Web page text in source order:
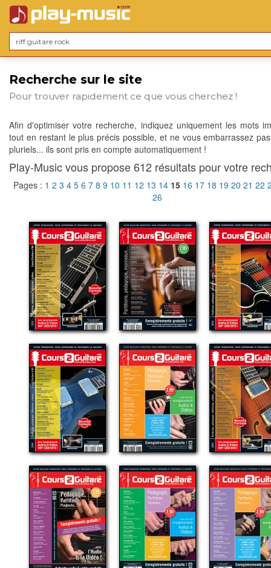
Recherche sur le site
Pour trouver rapidement ce que vous cherchez !
Afin d'optimiser votre recherche, indiquez uniquement les mots
tout en restant le plus précis possible, et ne vous embarrassez
pluriels... ils sont pris en compte automatiquement !
Play-Music vous propose 612 résultats pour votre
Pages : 1 2 3 4 5 6 7 8 9 10 11 12 13 14 15 16 17 18 19 20 21 22
26